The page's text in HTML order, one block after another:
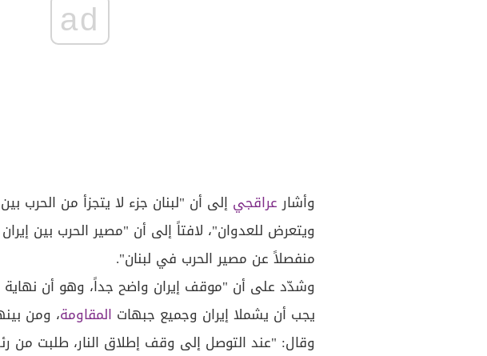
ad
وأشارعراقجي إلى أن "لبنان جزء لا يتجزأ من الحرب بين
ويتعرض للعدوان"، لافتاً إلى أن "مصير الحرب بين
منفصلاً عن مصير الحرب في لبنان".
وشدّد على أن "موقف إيران واضح جداً، وهو أن نهاية
يجب أن يشملا إيران وجميع جبهات المقاومة، ومن
وقال: "عند التوصل إلى وقف إطلاق النار، طلبت من